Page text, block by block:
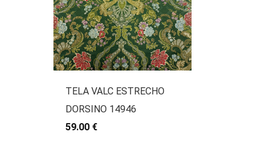
TELA VALC ESTRECHO
DORSINO 14946
59.00 €